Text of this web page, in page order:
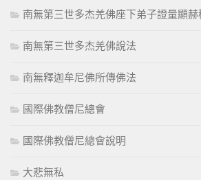
南無第三世多杰羌佛座下弟子證量顯
南無第三世多杰羌佛說法
南無釋迦牟尼佛所傳佛法
國際佛教僧尼總會
國際佛教僧尼總會說明
大悲無私